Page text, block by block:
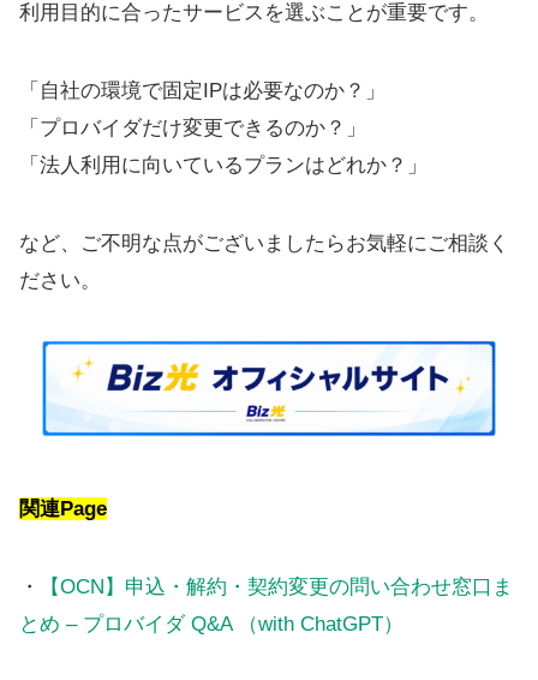
利用目的に合ったサービスを選ぶことが重要です。
「自社の環境で固定IPは必要なのか？」
「プロバイダだけ変更できるのか？」
「法人利用に向いているプランはどれか？」
など、ご不明な点がございましたらお気軽にご相談く
ださい。
関連Page
・
【OCN】申込・解約・契約変更の問い合わせ窓口ま
とめ – プロバイダ Q&A （with ChatGPT）